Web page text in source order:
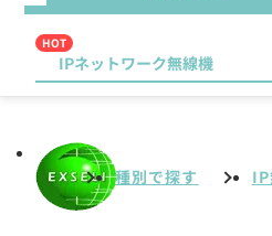
HOT
IPネットワーク無線機
種別で探す